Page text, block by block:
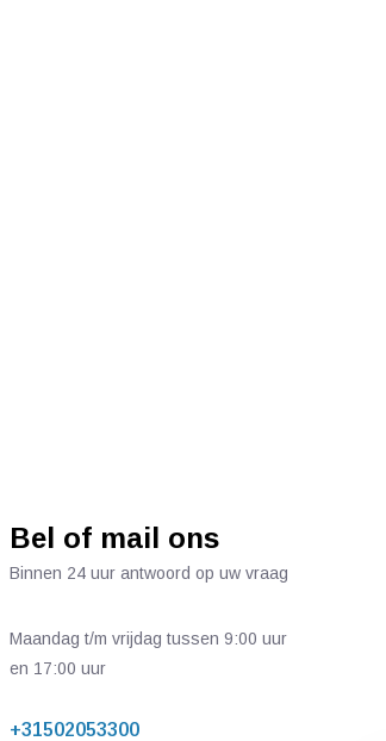
Bel of mail ons
Binnen 24 uur antwoord op uw vraag
Maandag t/m vrijdag tussen 9:00 uur
en 17:00 uur
+31502053300